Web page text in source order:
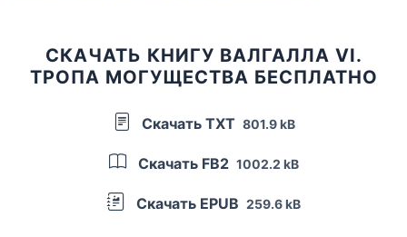
СКАЧАТЬ КНИГУ ВАЛГАЛЛА VI.
ТРОПА МОГУЩЕСТВА БЕСПЛАТНО
Скачать TXT 801.9 kB
Скачать FB2 1002.2 kB
Скачать EPUB 259.6 kB